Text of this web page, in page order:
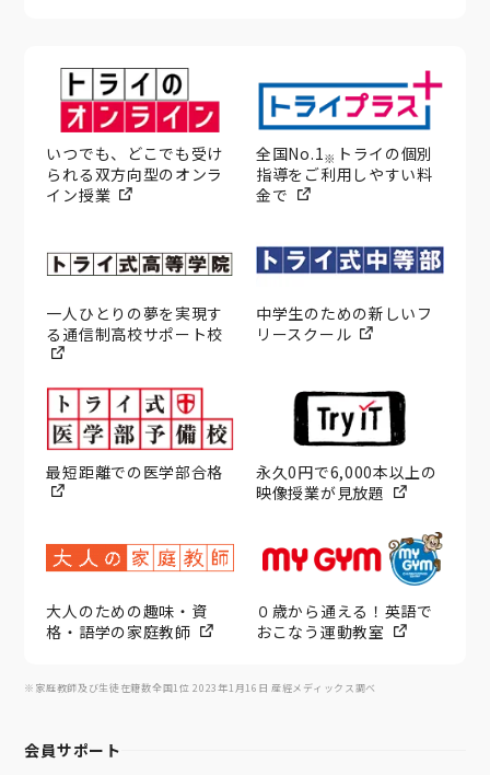
いつでも、どこでも受け
られる双方向型のオンラ
イン授業
全国No.1※ トライの個別
指導をご利用しやすい料
金で
一人ひとりの夢を実現す
る通信制高校サポート校
中学生のための新しいフ
リースクール
最短距離での医学部合格
永久0円で6,000本以上の
映像授業が見放題
大人のための趣味・資
格・語学の家庭教師
０歳から通える！英語で
おこなう運動教室
※家庭教師及び生徒在籍数全国1位 2023年1月16日 産經メディックス調べ
会員サポート